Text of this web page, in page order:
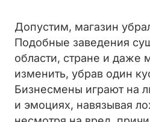
Допустим, магазин
Подобные заведения
области, стране и даже
изменить, убрав один
Бизнесмены играют на
и эмоциях, навязывая